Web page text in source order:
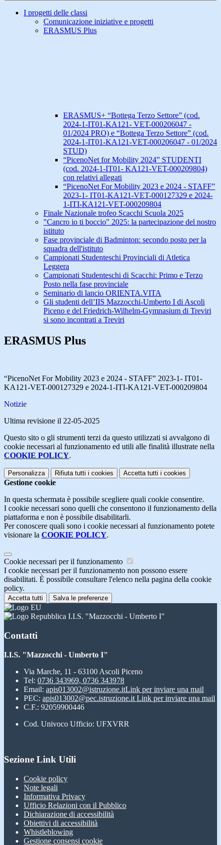
I progetti delle classi
Comunicazione iniziative e progetti
ERASMUS Plus
ERASMUS+ “Bottega Terzo Settore” (cod.
2024-1-IT01-KA121- VET-000206047 -
01/2024 PRO) e “Bottega Terzo Settore” (cod.
2024-1-IT01-KA121-VET-000206047 - 01/2024
STUD)
“PicenoNet for Mobility 2024” STUDENTI
(cod. 2024-1-IT01- KA121-VET-000209804)
con relativi allegati
“PicenoNet For Mobility 2023 e 2024 - STAFF”
2023-1- IT01-KA121-VET-000127329 e 2024-
1-ITI-KA121-VET-000209804
Finale Nazionale trofeo Scacchi Scuola 2025
"Cancro io ti boccio" 2025: la partecipazione del nostro
istituto
Fase provinciale di Badminton: secondo posto per la
squadra dell'istituto
Campionati Studenteschi Provinciali di Atletica
Leggera
Campionati Studenteschi di Scacchi: Primo e Terzo
Posto nella fase provinciale
Seminario di lancio ORIENTA.VITA
Gli studenti dell’IIS Mazzocchi-Umberto I di Ascoli
Piceno e del Friedrich-Wilhelm-Gymnasium di Treviri
si sono incontrati a Treviri
ERASMUS Plus
“PicenoNet For Mobility 2023 e 2024 - STAFF” 2023-1- IT01-
KA121-VET-000127329 e 2024-1-ITI-KA121-VET-000209804
Notizie
Ultima revisione il 22-05-2025
Questo sito o gli strumenti terzi da questo utilizzati si avvalgono di
cookie necessari al funzionamento ed utili alle finalità illustrate nella
COOKIE POLICY.
Personalizza Rifiuta tutti i cookies Accetta tutti i cookies
Gestione cookie
In questa schermata è possibile scegliere quali cookie consentire.
I cookie necessari sono quelli che consentono il funzionamento della
piattaforma e non è possibile disabilitarli.
Per conoscere quali sono i cookie necessari al funzionamento potete
visionare la COOKIE POLICY.
Cookie necessari per il funzionamento
I cookie necessari per il funzionamento non possono essere
disabilitati. È possibile consultare l'elenco nella pagina della cookie
policy.
Accetta tutti Salva le preferenze
I.I.S. "Mazzocchi - Umberto I"
Contatti
I.I.S. "Mazzocchi - Umberto I"
Via Marche, 11 - 63100 Ascoli Piceno
Tel: 0736 343969, 0736 343978
Email: apis013002@istruzione.itLink per inviare una mail
PEC: apis013002@pec.istruzione.it Link per inviare una mail
C.F.: 92059900446
Cod. Univoco Ufficio: UFXVRR
Sezione Link Utili
Cookie policy
Note legali
Informativa Privacy
Ufficio Relazioni con il Pubblico
Dichiarazione di accessibilità
Obiettivi di accessibilità
Whistleblowing
Gestione consensi cookie